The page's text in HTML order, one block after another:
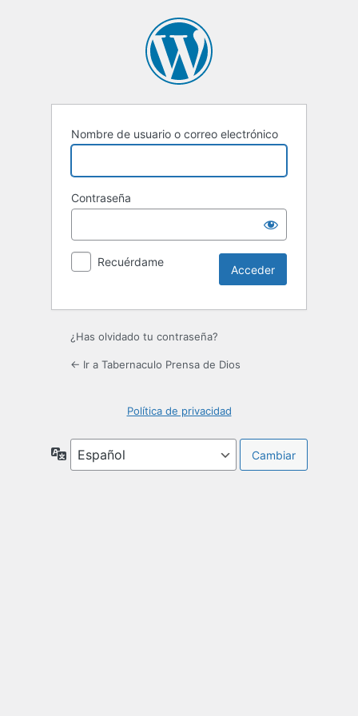
Nombre de usuario o correo electrónico
Contraseña
Recuérdame
¿Has olvidado tu contraseña?
← Ir a Tabernaculo Prensa de Dios
Política de privacidad
Idioma